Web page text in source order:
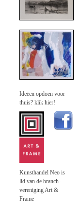
Ideëen opdoen voor
thuis? klik hier!
Kunsthandel Neo is
lid van de branch-
vereniging Art &
Frame